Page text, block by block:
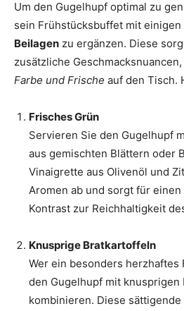
Um den Gugelhupf optimal zu
sein Frühstücksbuffet mit einigen
Beilagen zu ergänzen. Diese
zusätzliche
Farbe und Frische auf den Tisch.
Frisches Grün
Servieren Sie den Gugelhupf
aus gemischten Blättern oder
Vinaigrette aus Olivenöl und
Aromen ab und sorgt für
Kontrast zur Reichhaltigkeit
Knusprige Bratkartoffeln
Wer ein besonders herzhaftes
den Gugelhupf mit knusprigen
kombinieren. Diese